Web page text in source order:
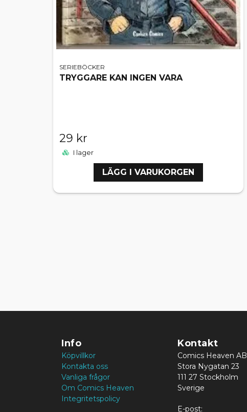
SERIEBÖCKER
TRYGGARE KAN INGEN VARA
29 kr
I lager
LÄGG I VARUKORGEN
Info
Köpvillkor
Kontakta oss
Vanliga frågor
Om Comics Heaven
Integritetspolicy
Kontakt
Comics Heaven AB
Stora Nygatan 23
111 27 Stockholm
Sverige
E-post: